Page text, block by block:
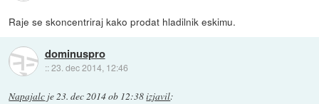
Raje se skoncentriraj kako prodat hladilnik eskimu.
dominuspro
::23. dec 2014, 12:46
Napajalc je23. dec 2014 ob 12:38izjavil: